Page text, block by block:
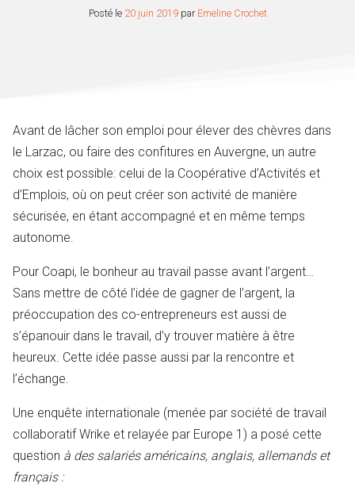
Posté le 20 juin 2019par Emeline Crochet
Avant de lâcher son emploi pour élever des chèvres dans
le Larzac, ou faire des confitures en Auvergne, un autre
choix est possible: celui de la Coopérative d’Activités et
d’Emplois, où on peut créer son activité de manière
sécurisée, en étant accompagné et en même temps
autonome.
Pour Coapi, le bonheur au travail passe avant l’argent…
Sans mettre de côté l’idée de gagner de l’argent, la
préoccupation des co-entrepreneurs est aussi de
s’épanouir dans le travail, d’y trouver matière à être
heureux. Cette idée passe aussi par la rencontre et
l’échange.
Une enquête internationale (menée par société de travail
collaboratif Wrike et relayée par Europe 1) a posé cette
question à des salariés américains, anglais, allemands et
français :